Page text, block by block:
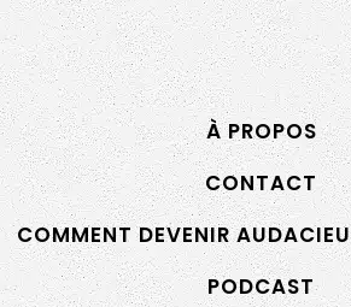
À PROPOS
CONTACT
COMMENT DEVENIR
PODCAST